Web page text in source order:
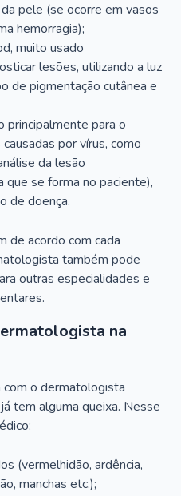
pele (se ocorre em vasos
hemorragia);
muito usado
lesões, utilizando a luz
de pigmentação cutânea e
principalmente para o
por vírus, como
da lesão
se forma no paciente),
de doença.
de acordo com cada
também pode
outras especialidades e
na
com o dermatologista
tem alguma queixa. Nesse
(vermelhidão, ardência,
manchas etc.);